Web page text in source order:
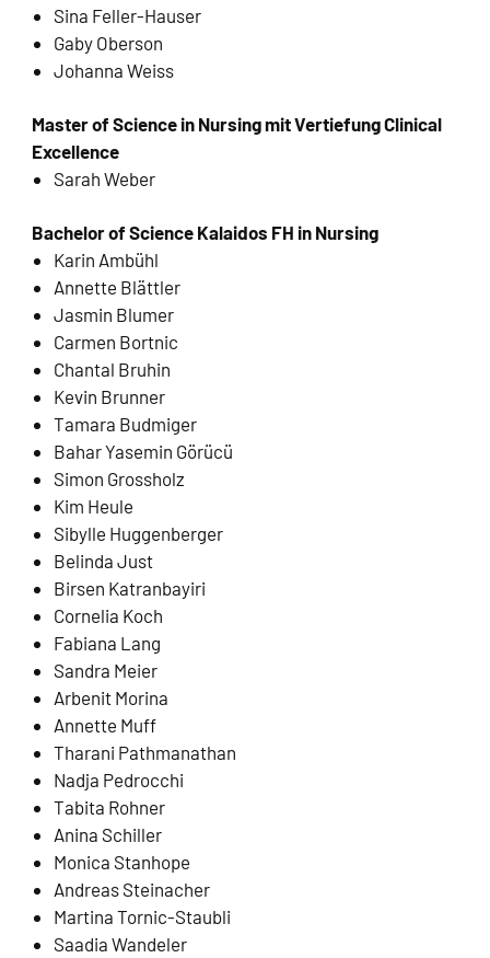
Sina Feller-Hauser
Gaby Oberson
Johanna Weiss
Master of Science in Nursing mit Vertiefung Clinical
Excellence
Sarah Weber
Bachelor of Science Kalaidos FH in Nursing
Karin Ambühl
Annette Blättler
Jasmin Blumer
Carmen Bortnic
Chantal Bruhin
Kevin Brunner
Tamara Budmiger
Bahar Yasemin Görücü
Simon Grossholz
Kim Heule
Sibylle Huggenberger
Belinda Just
Birsen Katranbayiri
Cornelia Koch
Fabiana Lang
Sandra Meier
Arbenit Morina
Annette Muff
Tharani Pathmanathan
Nadja Pedrocchi
Tabita Rohner
Anina Schiller
Monica Stanhope
Andreas Steinacher
Martina Tornic-Staubli
Saadia Wandeler